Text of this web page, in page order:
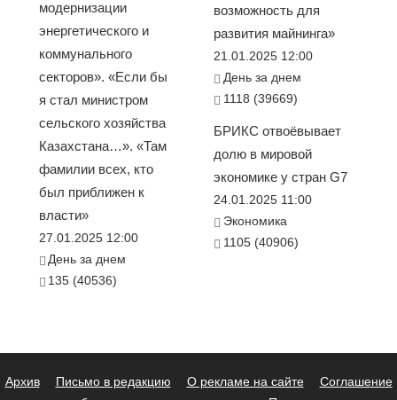
модернизации
энергетического и
коммунального
секторов». «Если бы
я стал министром
сельского хозяйства
Казахстана…». «Там
фамилии всех, кто
был приближен к
власти»
27.01.2025 12:00
День за днем
135 (40536)
возможность для
развития майнинга»
21.01.2025 12:00
День за днем
1118 (39669)
БРИКС отвоёвывает
долю в мировой
экономике у стран G7
24.01.2025 11:00
Экономика
1105 (40906)
Архив Письмо в редакцию О рекламе на сайте
Соглашение